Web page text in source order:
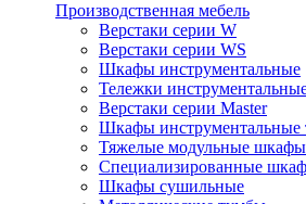
Производственная мебель
Верстаки серии W
Верстаки серии WS
Шкафы инструментальные
Тележки
Верстаки серии Master
Шкафы
Тяжелые модульные
Cпециализированные
Шкафы сушильные